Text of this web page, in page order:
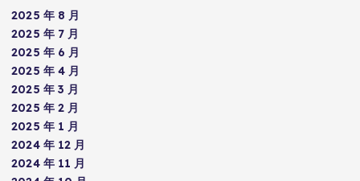
2025 年 8 月
2025 年 7 月
2025 年 6 月
2025 年 4 月
2025 年 3 月
2025 年 2 月
2025 年 1 月
2024 年 12 月
2024 年 11 月